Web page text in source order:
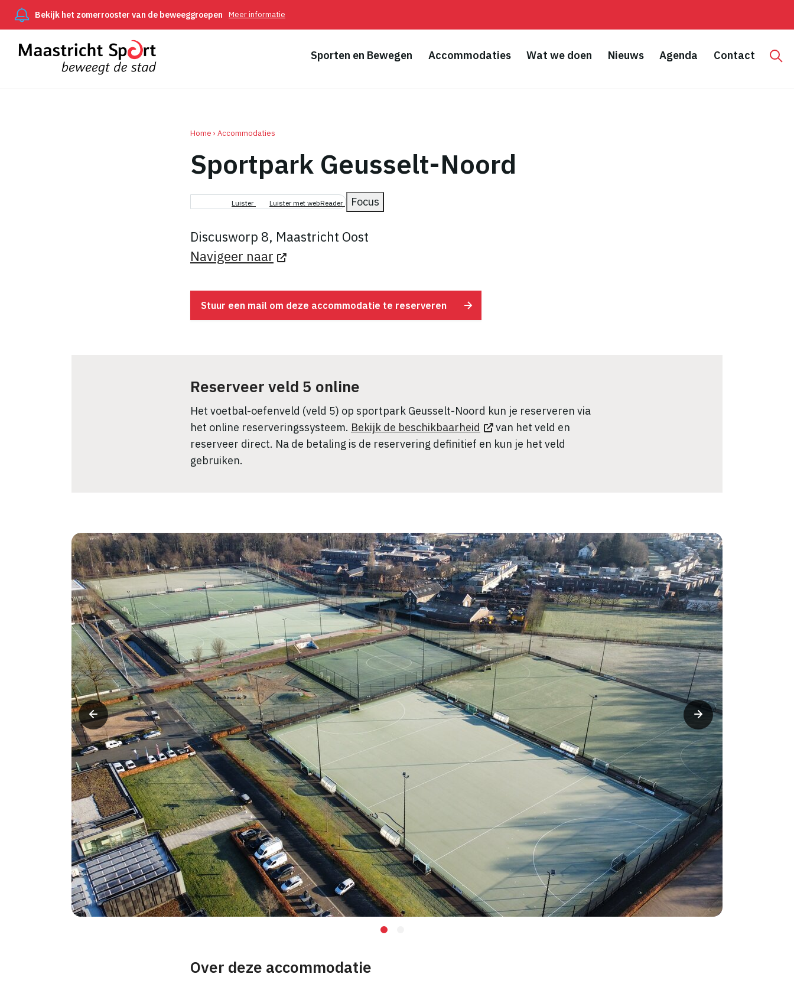
Bekijk het zomerrooster van de beweeggroepen Meer informatie
Sporten en Bewegen Accommodaties Wat we doen Nieuws Agenda Contact
Kruimelpad
Home Accommodaties
Sportpark Geusselt-Noord
Luister Luister met webReader Focus
Discusworp 8, Maastricht Oost
Navigeer naar
Stuur een mail om deze accommodatie te reserveren
Reserveer veld 5 online
Het voetbal-oefenveld (veld 5) op sportpark Geusselt-Noord kun je reserveren via
het online reserveringssysteem. Bekijk de beschikbaarheid
van het veld en
reserveer direct. Na de betaling is de reservering definitief en kun je het veld
gebruiken.
Over deze accommodatie